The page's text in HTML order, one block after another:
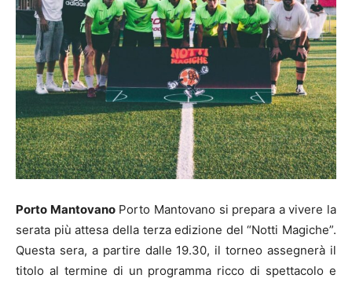
Porto MantovanoPorto Mantovano si prepara a vivere la
serata più attesa della terza edizione del “Notti Magiche”.
Questa sera, a partire dalle 19.30, il torneo assegnerà il
titolo al termine di un programma ricco di spettacolo e